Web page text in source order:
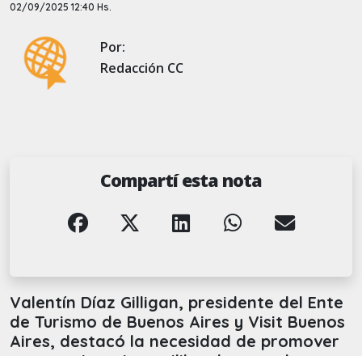
02/09/2025 12:40 Hs.
Por:
Redacción CC
Compartí esta nota
Valentín Díaz Gilligan, presidente del Ente
de Turismo de Buenos Aires y Visit Buenos
Aires, destacó la necesidad de promover